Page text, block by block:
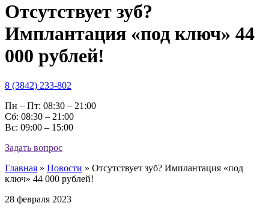
Отсутствует зуб?
Имплантация «под ключ» 44
000 рублей!
8 (3842) 233-802
Пн – Пт: 08:30 – 21:00
Cб: 08:30 – 21:00
Вс: 09:00 – 15:00
Задать вопрос
Главная » Новости » Отсутствует зуб? Имплантация «под
ключ» 44 000 рублей!
28 февраля 2023